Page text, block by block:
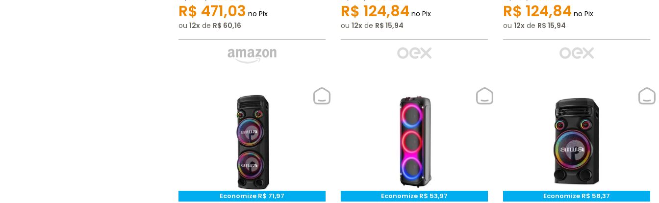
R$ 471,03 no Pix
ou 12 de R$ 60,16
R$ 124,84 no Pix
ou 12 de R$ 15,94
R$ 124,84 no Pix
ou12 de R$ 15,94
Economize R$ 71,97 Economize R$ 53,97 Economize R$ 58,37